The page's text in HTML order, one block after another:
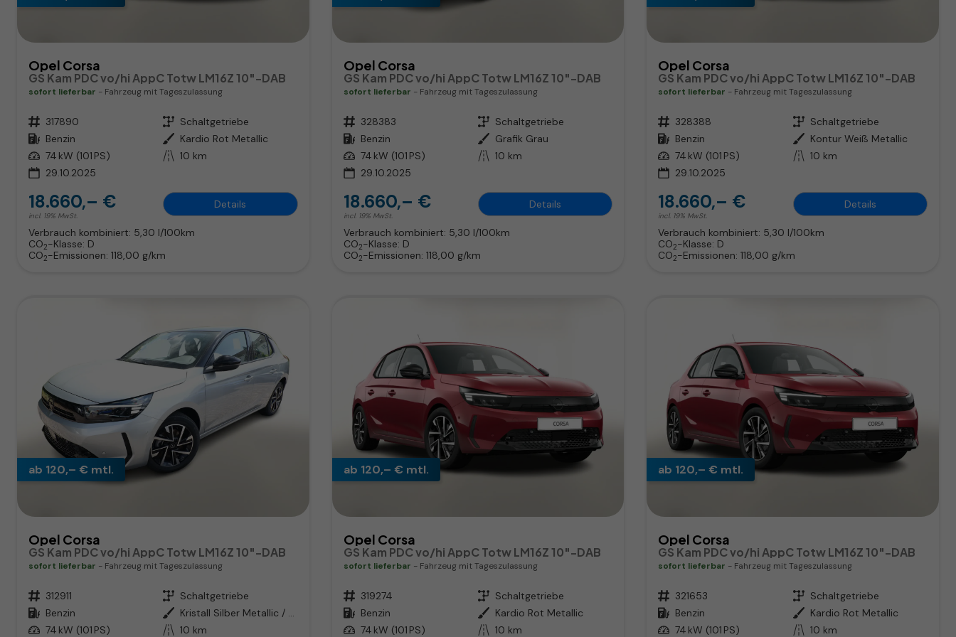
Opel Corsa
GS Kam PDC vo/hi AppC Totw LM16Z 10"-DAB
sofort lieferbar Fahrzeug mit Tageszulassung
Fahrzeugnr. 317890 Getriebe Schaltgetriebe
Kraftstoff Benzin Außenfarbe Kardio Rot Metallic
Leistung 74 kW (101 PS) Kilometerstand 10 km
29.10.2025
18.660,– €
incl. 19% MwSt.
Details
Verbrauch kombiniert: 5,30 l/100km
CO2-Klasse: D
CO2-Emissionen: 118,00 g/km
Opel Corsa
GS Kam PDC vo/hi AppC Totw LM16Z 10"-DAB
sofort lieferbar Fahrzeug mit Tageszulassung
Fahrzeugnr. 328383 Getriebe Schaltgetriebe
Kraftstoff Benzin Außenfarbe Grafik Grau
Leistung 74 kW (101 PS) Kilometerstand 10 km
29.10.2025
18.660,– €
incl. 19% MwSt.
Details
Verbrauch kombiniert: 5,30 l/100km
CO2-Klasse: D
CO2-Emissionen: 118,00 g/km
Opel Corsa
GS Kam PDC vo/hi AppC Totw LM16Z 10"-DAB
sofort lieferbar Fahrzeug mit Tageszulassung
Fahrzeugnr. 328388 Getriebe Schaltgetriebe
Kraftstoff Benzin Außenfarbe Kontur Weiß Metallic
Leistung 74 kW (101 PS) Kilometerstand 10 km
29.10.2025
18.660,– €
incl. 19% MwSt.
Details
Verbrauch kombiniert: 5,30 l/100km
CO2-Klasse: D
CO2-Emissionen:118,00 g/km
ab 120,– € mtl.
Opel Corsa
GS Kam PDC vo/hi AppC Totw LM16Z 10"-DAB
sofort lieferbar Fahrzeug mit Tageszulassung
Fahrzeugnr. 312911 Getriebe Schaltgetriebe
Kraftstoff Benzin Außenfarbe
Kristall Silber Metallic / Dach:
Leistung 74 kW (101 PS) Kilometerstand 10 km
ab 120,– € mtl.
Opel Corsa
GS Kam PDC vo/hi AppC Totw LM16Z 10"-DAB
sofort lieferbar Fahrzeug mit Tageszulassung
Fahrzeugnr. 319274 Getriebe Schaltgetriebe
Kraftstoff Benzin Außenfarbe Kardio Rot Metallic
Leistung 74 kW (101 PS) Kilometerstand 10 km
ab 120,– € mtl.
Opel Corsa
GS Kam PDC vo/hi AppC Totw LM16Z 10"-DAB
sofort lieferbar Fahrzeug mit Tageszulassung
Fahrzeugnr. 321653 Getriebe Schaltgetriebe
Kraftstoff Benzin Außenfarbe Kardio Rot Metallic
Leistung 74 kW (101 PS) Kilometerstand 10 km